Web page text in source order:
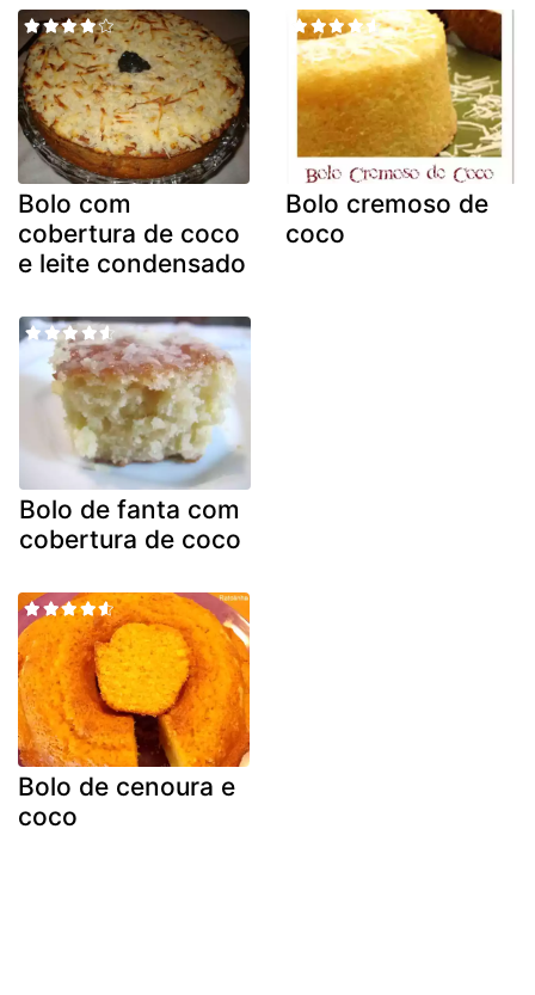
Bolo com
cobertura de coco
e leite condensado
Bolo cremoso de
coco
Bolo de fanta com
cobertura de coco
Bolo de cenoura e
coco